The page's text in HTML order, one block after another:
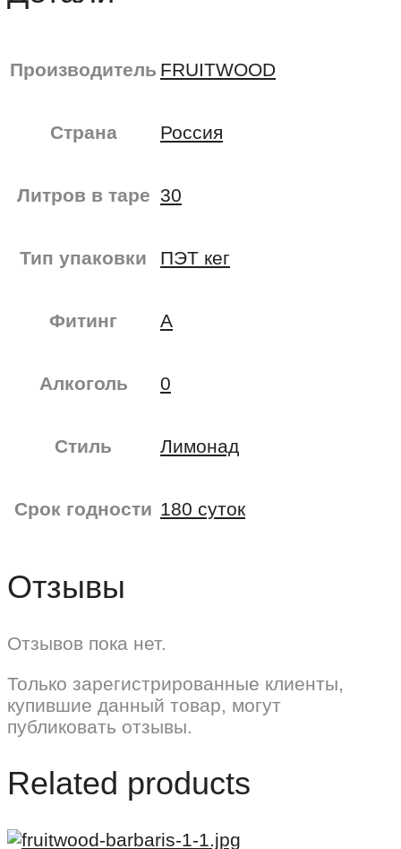
Производитель FRUITWOOD
Страна Россия
Литров в таре 30
Тип упаковки ПЭТ кег
Фитинг А
Алкоголь 0
Стиль Лимонад
Срок годности 180 суток
Отзывы
Отзывов пока нет.
Только зарегистрированные клиенты,
купившие данный товар, могут
публиковать отзывы.
Related products